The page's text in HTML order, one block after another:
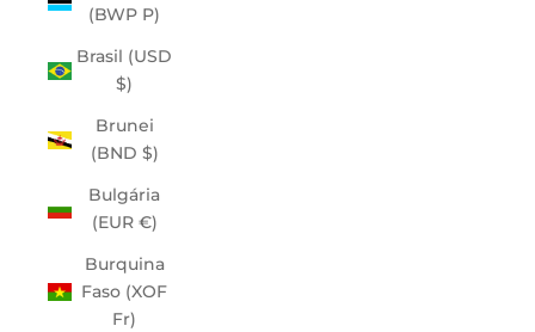
(BWP P)
Brasil (USD
$)
Brunei
(BND $)
Bulgária
(EUR €)
Burquina
Faso (XOF
Fr)